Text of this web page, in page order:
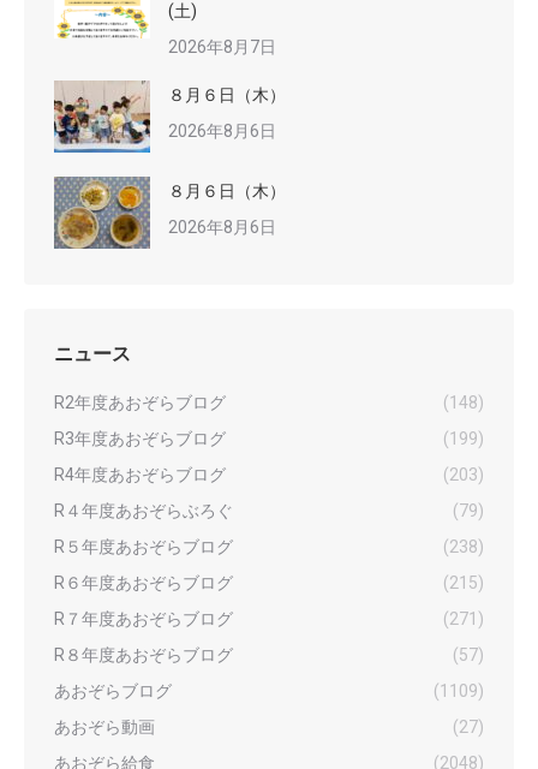
(土)
2026年8月7日
８月６日（木）
2026年8月6日
８月６日（木）
2026年8月6日
ニュース
R2年度あおぞらブログ
(148)
R3年度あおぞらブログ
(199)
R4年度あおぞらブログ
(203)
R４年度あおぞらぶろぐ
(79)
R５年度あおぞらブログ
(238)
R６年度あおぞらブログ
(215)
R７年度あおぞらブログ
(271)
R８年度あおぞらブログ
(57)
あおぞらブログ
(1109)
あおぞら動画
(27)
あおぞら給食
(2048)